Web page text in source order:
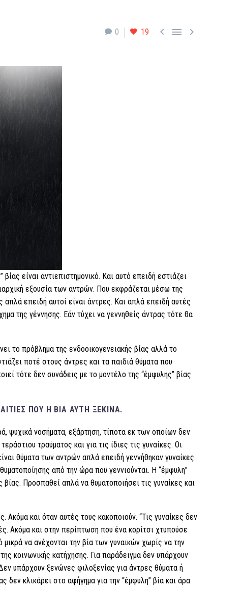
0 19   
είναι αντιεπιστημονικό. Και αυτό επειδή εστιάζει
εξουσία των αντρών. Που εκφράζεται μέσω της
επειδή αυτοί είναι άντρες. Και απλά επειδή αυτές
της γέννησης. Εάν τύχει να γεννηθείς άντρας τότε θα
το πρόβλημα της ενδοοικογενειακής βίας αλλά το
ποτέ στους άντρες και τα παιδιά θύματα που
τότε δεν συνάδεις με το μοντέλο της “έμφυλης” βίας
ΠΟΥ Η ΒΊΑ ΑΥΤΉ ΞΕΚΙΝΆ.
ψυχικά νοσήματα, εξάρτηση, τίποτα εκ των οποίων δεν
τραύματος και για τις ίδιες τις γυναίκες. Οι
θύματα των αντρών απλά επειδή γεννήθηκαν γυναίκες.
από την ώρα που γεννιούνται. Η “έμφυλη”
Προσπαθεί απλά να θυματοποιήσει τις γυναίκες και
Ακόμα και όταν αυτές τους κακοποιούν. “Τις γυναίκες δεν
Ακόμα και στην περίπτωση που ένα κορίτσι χτυπούσε
να ανέχονται την βία των γυναικών χωρίς να την
κοινωνικής κατήχησης. Για παράδειγμα δεν υπάρχουν
υπάρχουν ξενώνες φιλοξενίας για άντρες θύματα ή
κλικάρει στο αφήγημα για την “έμφυλη” βία και άρα